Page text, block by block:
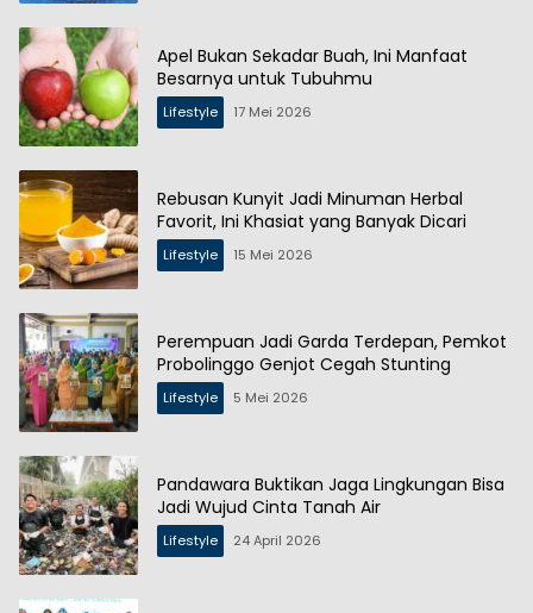
Apel Bukan Sekadar Buah, Ini Manfaat
Besarnya untuk Tubuhmu
Lifestyle 17 Mei 2026
Rebusan Kunyit Jadi Minuman Herbal
Favorit, Ini Khasiat yang Banyak Dicari
Lifestyle 15 Mei 2026
Perempuan Jadi Garda Terdepan, Pemkot
Probolinggo Genjot Cegah Stunting
Lifestyle 5 Mei 2026
Pandawara Buktikan Jaga Lingkungan Bisa
Jadi Wujud Cinta Tanah Air
Lifestyle 24 April 2026